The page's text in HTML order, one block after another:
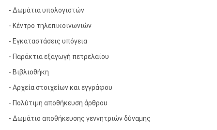
- Δωμάτια υπολογιστών
- Κέντρο τηλεπικοινωνιών
- Εγκαταστάσεις υπόγεια
- Παράκτια εξαγωγή πετρελαίου
- Βιβλιοθήκη
- Αρχεία στοιχείων και εγγράφου
- Πολύτιμη αποθήκευση άρθρου
- Δωμάτιο αποθήκευσης γεννητριών δύναμης